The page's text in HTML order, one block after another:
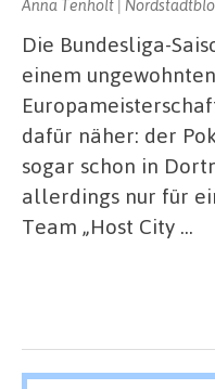
Anna Tenholt |
Die Bundesliga-
einem
dafür näher: der
sogar schon in
allerdings nur für
Team „Host City …